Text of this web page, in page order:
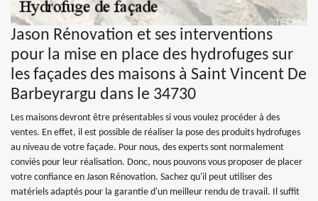
Jason Rénovation et ses interventions
pour la mise en place des hydrofuges sur
les façades des maisons à Saint Vincent De
Barbeyrargu dans le 34730
Les maisons devront être présentables si vous voulez procéder à des
ventes. En effet, il est possible de réaliser la pose des produits hydrofuges
au niveau de votre façade. Pour nous, des experts sont normalement
conviés pour leur réalisation. Donc, nous pouvons vous proposer de placer
votre confiance en Jason Rénovation. Sachez qu'il peut utiliser des
matériels adaptés pour la garantie d'un meilleur rendu de travail. Il suffit